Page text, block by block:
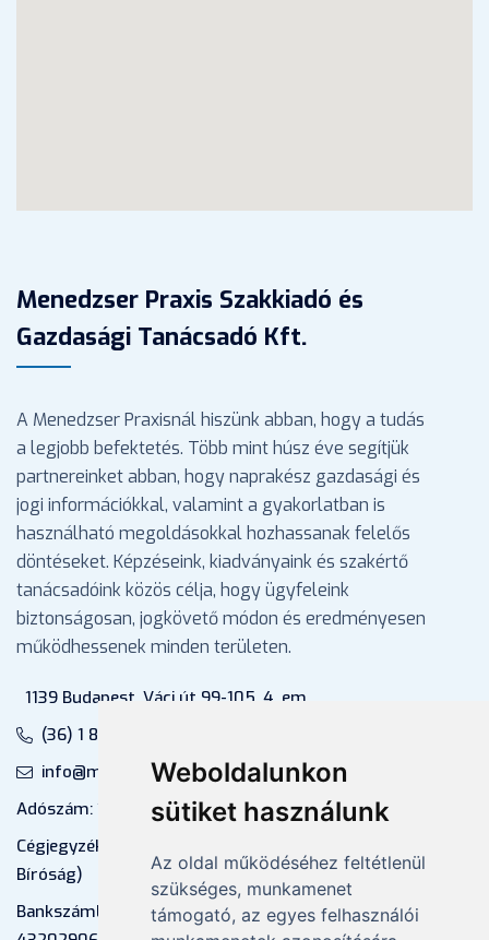
Weboldalunkon
sütiket használunk
Az oldal működéséhez feltétlenül
szükséges, munkamenet
támogató, az egyes felhasználói
Menedzser Praxis Szakkiadó és
Gazdasági Tanácsadó Kft.
A Menedzser Praxisnál hiszünk abban, hogy a tudás
a legjobb befektetés. Több mint húsz éve segítjük
partnereinket abban, hogy naprakész gazdasági és
jogi információkkal, valamint a gyakorlatban is
használható megoldásokkal hozhassanak felelős
döntéseket. Képzéseink, kiadványaink és szakértő
tanácsadóink közös célja, hogy ügyfeleink
biztonságosan, jogkövető módon és eredményesen
működhessenek minden területen.
1139 Budapest, Váci út 99-105. 4. em.
(36) 1 880 76 00
info@mprx.hu
Adószám: 13598145-2-41
Cégjegyzékszám: 01-09-883770 (Fővárosi
Bíróság)
Bankszámlaszám: CIB Bank, 10700581-